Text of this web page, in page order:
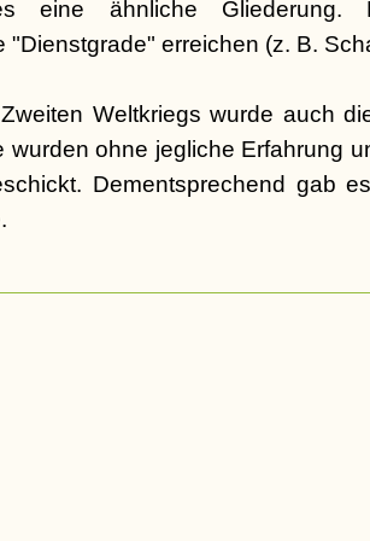
eine ähnliche Gliederung.
"Dienstgrade" erreichen (z. B.
Weltkriegs wurde auch
wurden ohne jegliche Erfahrung
Dementsprechend gab